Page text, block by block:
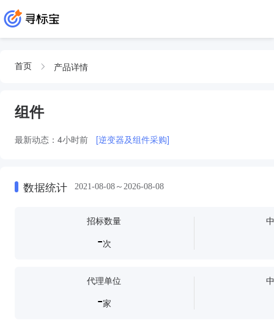
首页 产品详情
组件
最新动态： 4小时前 [逆变器及组件采购]
数据统计 2021-08-08～2026-08-08
招标数量
-次
代理单位
-家